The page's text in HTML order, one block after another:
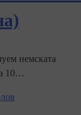
немската
10…